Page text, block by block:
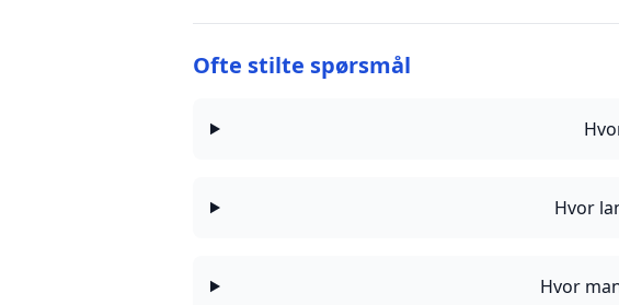
Ofte stilte spørsmål
Hvor
Hvor